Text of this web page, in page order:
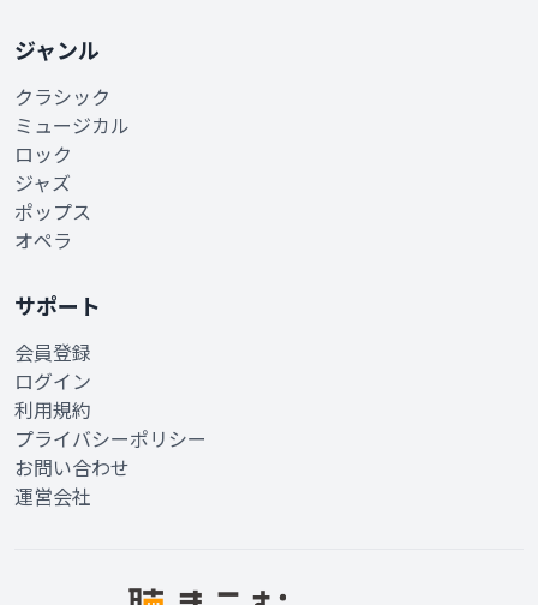
ジャンル
クラシック
ミュージカル
ロック
ジャズ
ポップス
オペラ
サポート
会員登録
ログイン
利用規約
プライバシーポリシー
お問い合わせ
運営会社